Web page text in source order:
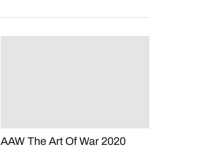
AAW The Art Of War 2020